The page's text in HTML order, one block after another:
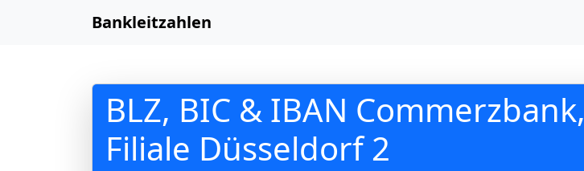
Bankleitzahlen
BLZ, BIC & IBAN Commerzbank,
Filiale Düsseldorf 2